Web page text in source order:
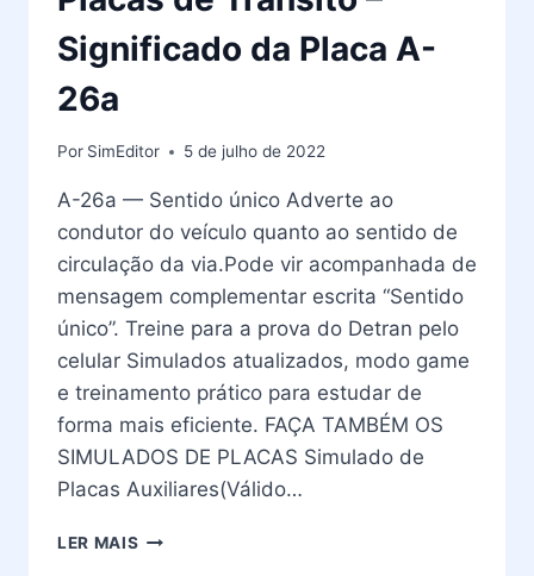
Significado da Placa A-
26a
Por SimEditor 5 de julho de 2022
A-26a — Sentido único Adverte ao
condutor do veículo quanto ao sentido de
circulação da via.Pode vir acompanhada de
mensagem complementar escrita “Sentido
único”. Treine para a prova do Detran pelo
celular Simulados atualizados, modo game
e treinamento prático para estudar de
forma mais eficiente. FAÇA TAMBÉM OS
SIMULADOS DE PLACAS Simulado de
Placas Auxiliares(Válido…
LER MAIS PLACAS